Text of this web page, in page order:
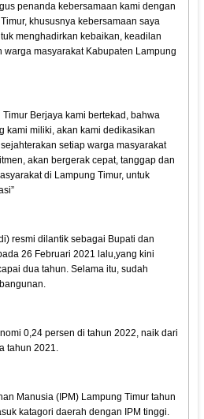
penanda kebersamaan kami dengan
khususnya kebersamaan saya
menghadirkan kebaikan, keadilan
masyarakat Kabupaten Lampung
Berjaya kami bertekad, bahwa
kami miliki, akan kami dedikasikan
setiap warga masyarakat
akan bergerak cepat, tanggap dan
di Lampung Timur, untuk
resmi dilantik sebagai Bupati dan
26 Februari 2021 lalu,yang kini
dua tahun. Selama itu, sudah
0,24 persen di tahun 2022, naik dari
tahun 2021.
Manusia (IPM) Lampung Timur tahun
katagori daerah dengan IPM tinggi.